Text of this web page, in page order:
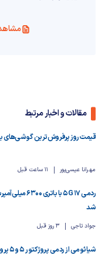
مقالات و اخبار مرتبط
قیمت روز پرفروش‌ترین گوشی‌های بازار ایران
مهرانا عیسی‌پور 11 ساعت قبل
شد
جواد تاجی 3 روز قبل